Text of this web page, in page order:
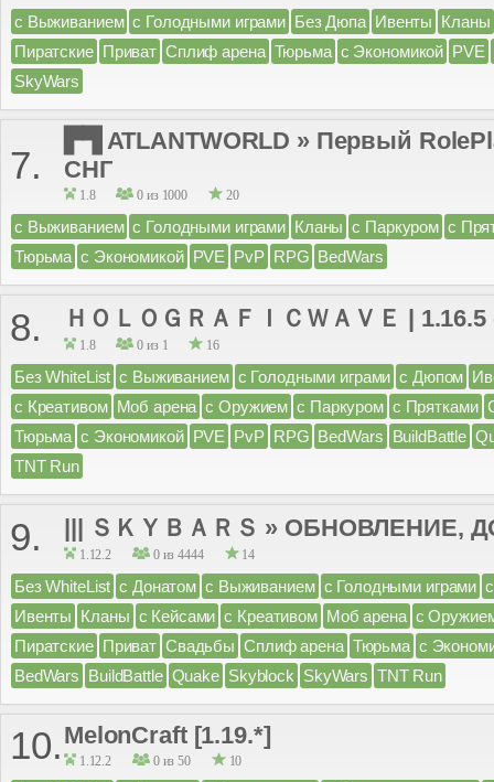
с Выживанием с Голодными играми Без Дюпа Ивенты Кланы
Пиратские Приват Сплиф арена Тюрьма с Экономикой PVE
SkyWars
7.
▛▜ ATLANTWORLD » Первый
СНГ
1.8 0 из 1000 20
с Выживанием с Голодными играми Кланы с Паркуром с
Тюрьма с Экономикой PVE PvP RPG BedWars
8. ＨＯＬＯＧＲＡＦＩＣＷＡＶＥ | 1.16.5
1.8 0 из 1 16
Без WhiteList с Выживанием с Голодными играми с Дюпом
с Креативом Моб арена с Оружием с Паркуром с Прятками
Тюрьма с Экономикой PVE PvP RPG BedWars BuildBattle
TNT Run
9. ||| ＳＫＹＢＡＲＳ » ОБНОВЛЕНИЕ,
1.12.2 0 из 4444 14
Без WhiteList с Донатом с Выживанием с Голодными играми
Ивенты Кланы с Кейсами с Креативом Моб арена с
Пиратские Приват Свадьбы Сплиф арена Тюрьма с
BedWars BuildBattle Quake Skyblock SkyWars TNT Run
10. MelonCraft [1.19.*]
1.12.2 0 из 50 10